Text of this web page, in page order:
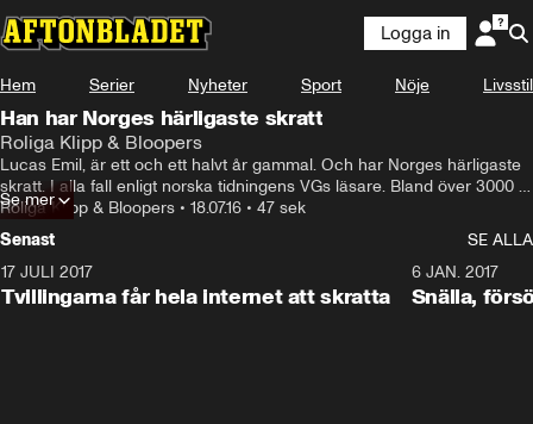
Logga in
Hem Serier Nyheter Sport Nöje Livsstil
Han har Norges härligaste skratt
Roliga Klipp & Bloopers
Lucas Emil, är ett och ett halvt år gammal. Och har Norges härligaste
skratt. I alla fall enligt norska tidningens VGs läsare. Bland över 3000
barnskratt röstade läsarna framLucas Emil, och hans mamma har
lovat att videon ska visas på hans studentexamen, även om det är en
bit dit.
Roliga Klipp & Bloopers • 18.07.16 • 47 sek
Se mer
Senast
SE ALLA
17 JULI 2017
Tvillingarna får hela internet att skratta
6 JAN. 2017
Snälla,